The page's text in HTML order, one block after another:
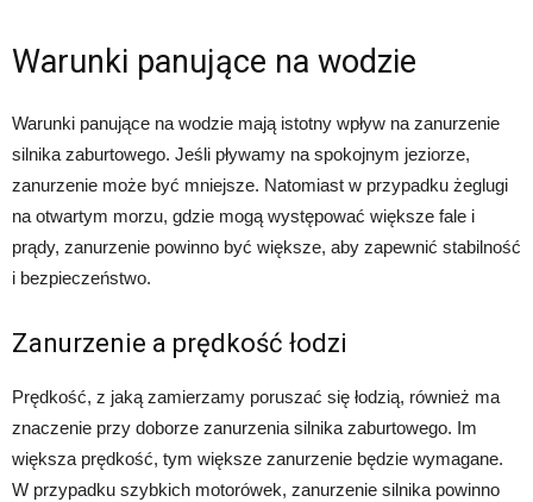
Warunki panujące na wodzie
Warunki panujące na wodzie mają istotny wpływ na zanurzenie
silnika zaburtowego. Jeśli pływamy na spokojnym jeziorze,
zanurzenie może być mniejsze. Natomiast w przypadku żeglugi
na otwartym morzu, gdzie mogą występować większe fale i
prądy, zanurzenie powinno być większe, aby zapewnić stabilność
i bezpieczeństwo.
Zanurzenie a prędkość łodzi
Prędkość, z jaką zamierzamy poruszać się łodzią, również ma
znaczenie przy doborze zanurzenia silnika zaburtowego. Im
większa prędkość, tym większe zanurzenie będzie wymagane.
W przypadku szybkich motorówek, zanurzenie silnika powinno